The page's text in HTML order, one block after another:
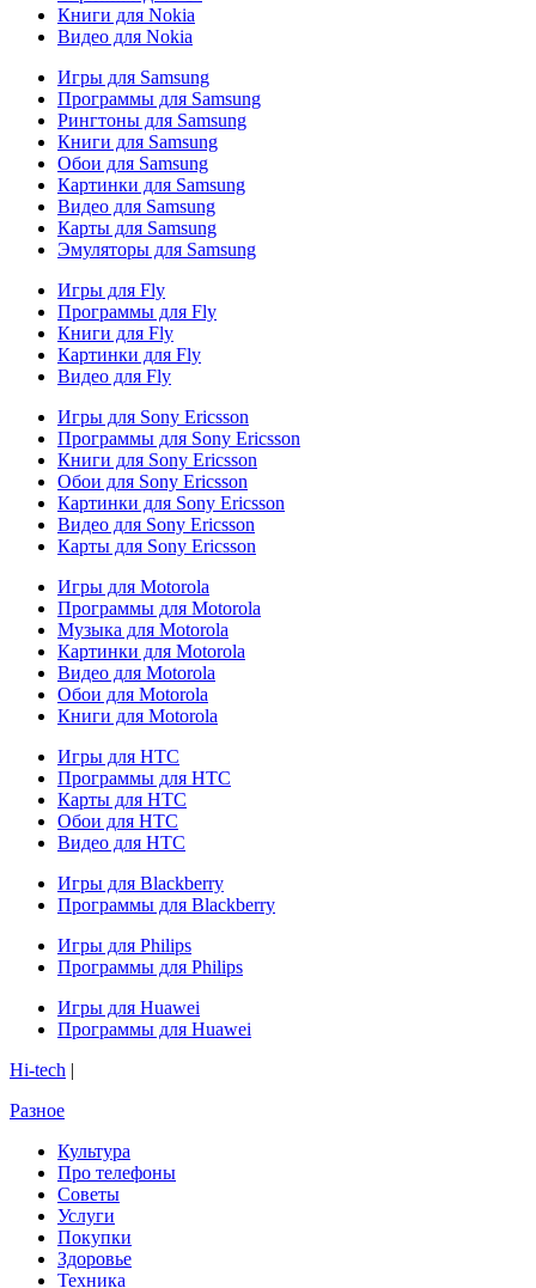
Книги для Nokia
Видео для Nokia
Игры для Samsung
Программы для Samsung
Рингтоны для Samsung
Книги для Samsung
Обои для Samsung
Картинки для Samsung
Видео для Samsung
Карты для Samsung
Эмуляторы для Samsung
Игры для Fly
Программы для Fly
Книги для Fly
Картинки для Fly
Видео для Fly
Игры для Sony Ericsson
Программы для Sony Ericsson
Книги для Sony Ericsson
Обои для Sony Ericsson
Картинки для Sony Ericsson
Видео для Sony Ericsson
Карты для Sony Ericsson
Игры для Motorola
Программы для Motorola
Музыка для Motorola
Картинки для Motorola
Видео для Motorola
Обои для Motorola
Книги для Motorola
Игры для HTC
Программы для HTC
Карты для HTC
Обои для HTC
Видео для HTC
Игры для Blackberry
Программы для Blackberry
Игры для Philips
Программы для Philips
Игры для Huawei
Программы для Huawei
Hi-tech |
Разное
Культура
Про телефоны
Советы
Услуги
Покупки
Здоровье
Техника